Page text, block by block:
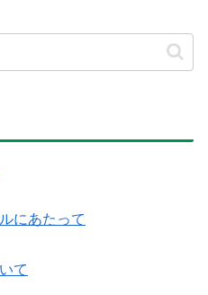
にあたって
て